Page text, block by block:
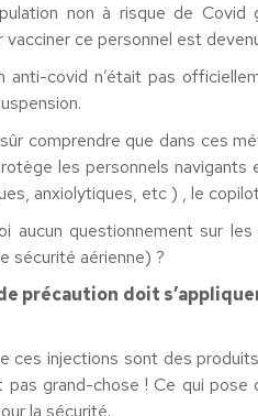
non à risque de Covid
ce personnel est
anti-covid n’était pas
comprendre que dans ces
les personnels navigants
anxiolytiques, etc ) , le
aucun questionnement sur
sécurité aérienne) ?
précaution doit
ces injections sont des
pas grand-chose ! Ce qui
la sécurité.